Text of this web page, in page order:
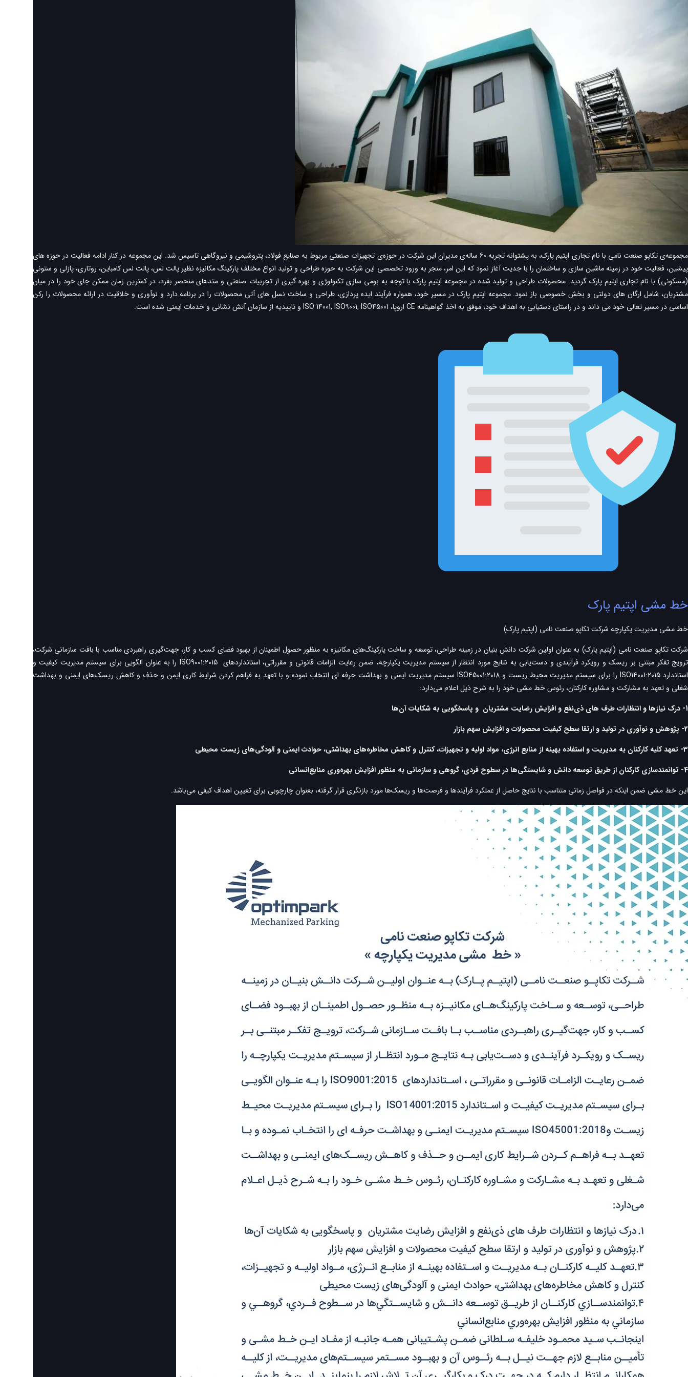
مجموعه‌ی تکاپو صنعت نامی با نام تجاری اپتیم پارک، به پشتوانه تجربه 60 ساله‌ی مدیران این شرکت در حوزه‌ی تجهیزات صنعتی مربوط به صنایع فولاد، پتروشیمی و نیروگاهی تاسیس شد. این مجموعه در کنار ادامه فعالیت در حوزه های
پیشین، فعالیت خود در زمینه ماشین سازی و ساختمان را با جدیت آغاز نمود که این امر، منجر به ورود تخصصی این شرکت به حوزه طراحی و تولید انواع مختلف پارکینگ مکانیزه نظیر پالت لس، پالت لس کامباین، روتاری، پازلی و ستونی
(مسکونی) با نام تجاری اپتیم پارک گردید. محصولات طراحی و تولید شده در مجموعه اپتیم پارک با توجه به بومی سازی تکنولوژی و بهره گیری از تجربیات صنعتی و متدهای منحصر بفرد، در کمترین زمان ممکن جای خود را در میان
مشتریان، شامل ارگان های دولتی و بخش خصوصی باز نمود. مجموعه اپتیم پارک در مسیر خود، همواره فرآیند ایده پردازی، طراحی و ساخت نسل های آتی محصولات را در برنامه دارد و نوآوری و خلاقیت در ارائه محصولات را رکن
اساسی در مسیر تعالی خود می داند و در راستای دستیابی به اهداف خود، موفق به اخذ گواهینامه CE اروپا، ISO 14001, ISO9001, ISO45001 و تاییدیه از سازمان آتش نشانی و خدمات ایمنی شده است.
خط مشی اپتیم پارک
خط مشی مدیریت یکپارچه شرکت تکاپو صنعت نامی (اپتیم پارک)
شرکت تکاپو صنعت نامی (اپتیم پارک) به عنوان اولین شرکت دانش بنیان در زمینه طراحی، توسعه و ساخت پارکینگ‌های مکانیزه به منظور حصول اطمینان از بهبود فضای کسب و کار، جهت‌گیری راهبردی مناسب با بافت سازمانی شرکت،
ترویج تفکر مبتنی بر ریسک و رویکرد فرآیندی و دست‌یابی به نتایج مورد انتظار از سیستم مدیریت یکپارچه، ضمن رعایت الزامات قانونی و مقرراتی، استانداردهای ISO9001:2015 را به عنوان الگویی برای سیستم مدیریت کیفیت و
استاندارد ISO14001:2015 را برای سیستم مدیریت محیط زیست و ISO45001:2018 سیستم مدیریت ایمنی و بهداشت حرفه ای انتخاب نموده و با تعهد به فراهم کردن شرایط کاری ایمن و حذف و کاهش ریسک‌های ایمنی و بهداشت
شغلی و تعهد به مشارکت و مشاوره کارکنان، رئوس خط مشی خود را به شرح ذیل اعلام می‌دارد:
1- درک نیازها و انتظارات طرف های ذی‌نفع و افزایش رضایت مشتریان و پاسخگویی به شکایات آن‌ها
2- پژوهش و نوآوری در تولید و ارتقا سطح کیفیت محصولات و افزایش سهم بازار
3- تعهد کلیه کارکنان به مدیریت و استفاده بهینه از منابع انرژی، مواد اولیه و تجهیزات، کنترل و کاهش مخاطره‌های بهداشتی، حوادث ایمنی و آلودگی‌های زیست محیطی
4- توانمند‌سازي كاركنان از طريق توسعه دانش و شايستگي‌ها در سطوح فردي، گروهي و سازماني به منظور افزايش بهره‌وري منابع‌انساني
این خط مشی ضمن اینکه در فواصل زمانی متناسب با نتایج حاصل از عملکرد فرآیندها و فرصت‌ها و ریسک‌ها مورد بازنگری قرار گرفته، بعنوان چارچوبی برای تعیین اهداف کیفی می‌باشد.